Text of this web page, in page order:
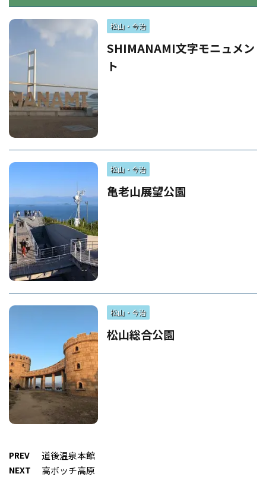
松山・今治
SHIMANAMI文字モニュメン
ト
松山・今治
亀老山展望公園
松山・今治
松山総合公園
PREV 道後温泉本館
NEXT 高ボッチ高原